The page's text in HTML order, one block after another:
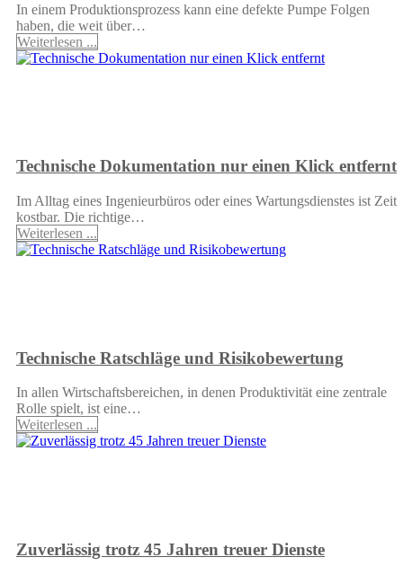
In einem Produktionsprozess kann eine defekte Pumpe Folgen
haben, die weit über…
Weiterlesen ...
Technische Dokumentation nur einen Klick entfernt
Im Alltag eines Ingenieurbüros oder eines Wartungsdienstes ist Zeit
kostbar. Die richtige…
Weiterlesen ...
Technische Ratschläge und Risikobewertung
In allen Wirtschaftsbereichen, in denen Produktivität eine zentrale
Rolle spielt, ist eine…
Weiterlesen ...
Zuverlässig trotz 45 Jahren treuer Dienste